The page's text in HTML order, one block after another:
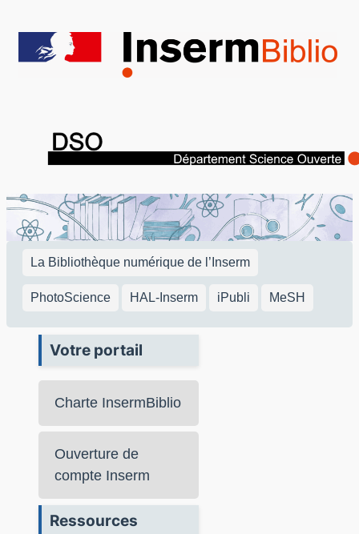
au
contenu
La Bibliothèque numérique de l’Inserm
PhotoScience HAL-Inserm iPubli MeSH
Votre portail
Charte InsermBiblio
Ouverture de
compte Inserm
Ressources